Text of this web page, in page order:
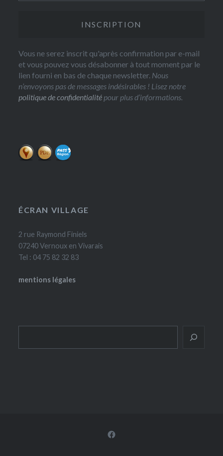
Vous ne serez inscrit qu'après confirmation par e-mail
et vous pouvez vous désabonner à tout moment par le
lien fourni en bas de chaque newsletter. Nous
n’envoyons pas de messages indésirables ! Lisez notre
politique de confidentialité pour plus d’informations.
ÉCRAN VILLAGE
2 rue Raymond Finiels
07240 Vernoux en Vivarais
Tel : 04 75 82 32 83
mentions légales
Facebook